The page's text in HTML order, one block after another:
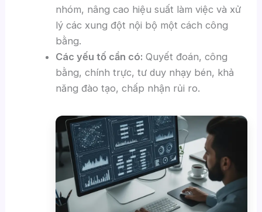
nhóm, nâng cao hiệu suất làm việc và xử
lý các xung đột nội bộ một cách công
bằng.
Các yếu tố cần có: Quyết đoán, công
bằng, chính trực, tư duy nhạy bén, khả
năng đào tạo, chấp nhận rủi ro.